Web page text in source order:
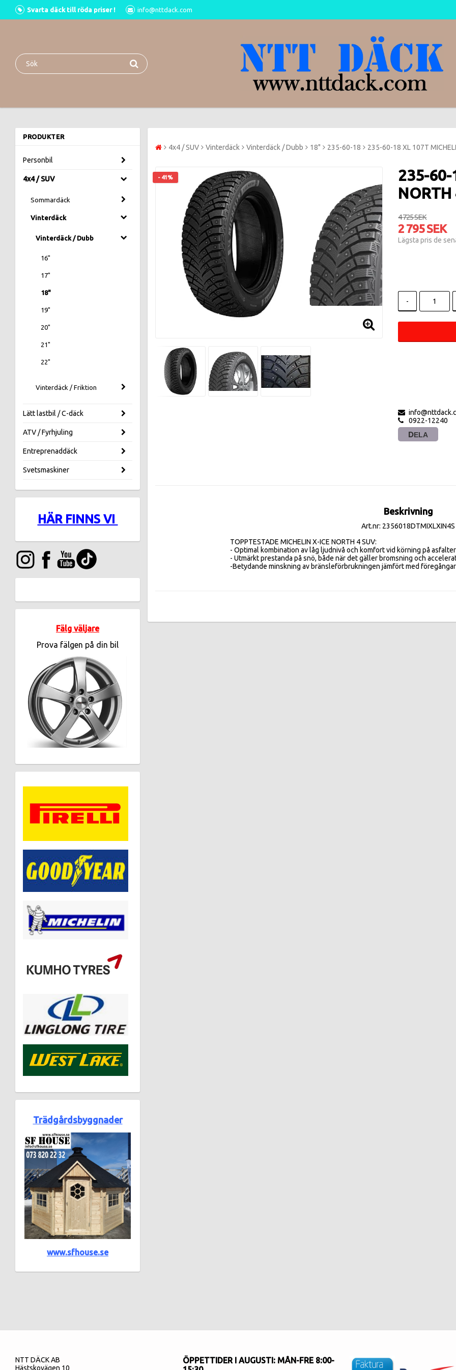
Svarta däck till röda priser ! info@nttdack.com
PRODUKTER
Personbil
4x4 / SUV
Sommardäck
Vinterdäck
Vinterdäck / Dubb
16"
17"
18"
19"
20"
21"
22"
Vinterdäck / Friktion
Lätt lastbil / C-däck
ATV / Fyrhjuling
Entreprenaddäck
Svetsmaskiner
HÄR FINNS VI
Fälg väljare
Prova fälgen på din bil
Trädgårdsbyggnader
www.sfhouse.se
4x4 / SUV Vinterdäck Vinterdäck / Dubb 18" 235-60-18 235-60-18 XL 107T
- 41%
235-60-
NORTH
4 725 SEK
2 795 SEK
Lägsta pris de
-
0922-12240
DELA
Beskrivning
Art.nr: 2356018DTMIXLXIN4S
TOPPTESTADE MICHELIN X-ICE NORTH 4 SUV:
- Optimal kombination av låg ljudnivå och komfort vid körning på
- Utmärkt prestanda på snö, både när det gäller bromsning och
-Betydande minskning av bränsleförbrukningen jämfört med
NTT DÄCK AB
Hästskovägen 10
ÖPPETTIDER I AUGUSTI: MÅN-FRE 8:00-